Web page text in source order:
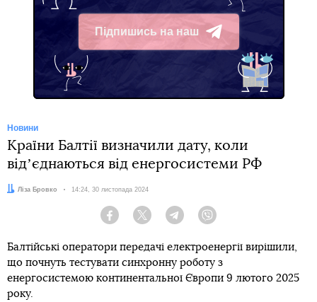
Підпишись на наш
Telegram
Новини
Країни Балтії визначили дату, коли
відʼєднаються від енергосистеми РФ
Автор:
Ліза Бровко Дата:
14:24, 30 листопада 2024
Facebook Twitter Telegram
Балтійські оператори передачі електроенергії вирішили,
що почнуть тестувати синхронну роботу з
енергосистемою континентальної Європи 9 лютого 2025
року.